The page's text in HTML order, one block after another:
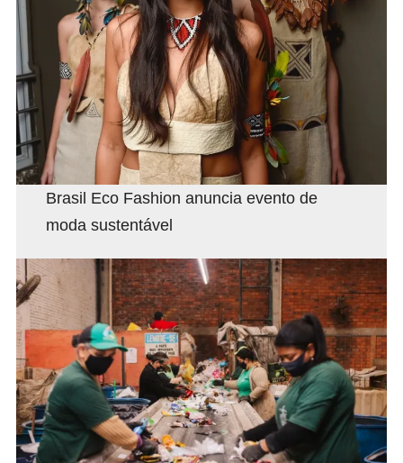
Brasil Eco Fashion anuncia evento de
moda sustentável